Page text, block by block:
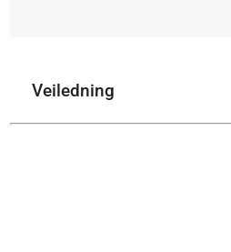
Veiledning